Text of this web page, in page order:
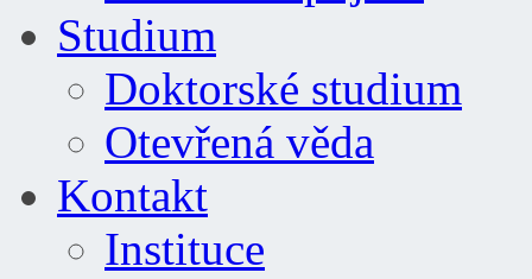
Studium
Doktorské studium
Otevřená věda
Kontakt
Instituce